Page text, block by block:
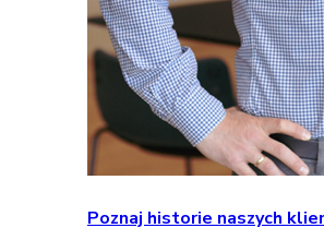
Poznaj historie naszych